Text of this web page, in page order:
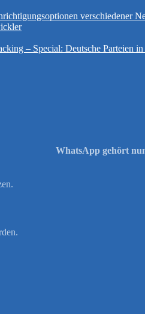
verschiedener
– Special: Deutsche Parteien in
WhatsApp gehört